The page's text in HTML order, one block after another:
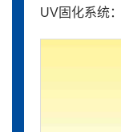
UV固化系统